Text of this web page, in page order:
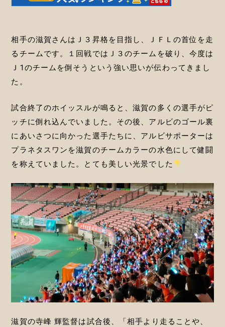
相手の滋賀さんはＪ３昇格を目指し、ＪＦＬの首位を走
るチームです。１回戦ではＪ３のチームを破り、今度は
Ｊ1のチームを倒そうという強い思いが伝わってきまし
た。
試合終了のホイッスルが鳴ると、滋賀の多くの選手がピ
ッチに倒れ込んでいました。その後、アルビのゴール裏
にあいさつに向かった選手たちに、アルビサポーターは
プラネタスワンを滋賀のチームカラーの水色にして健闘
を称えていました。とても美しい光景でした
滋賀の寺峰 輝監督は試合後、「相手より走ることや、